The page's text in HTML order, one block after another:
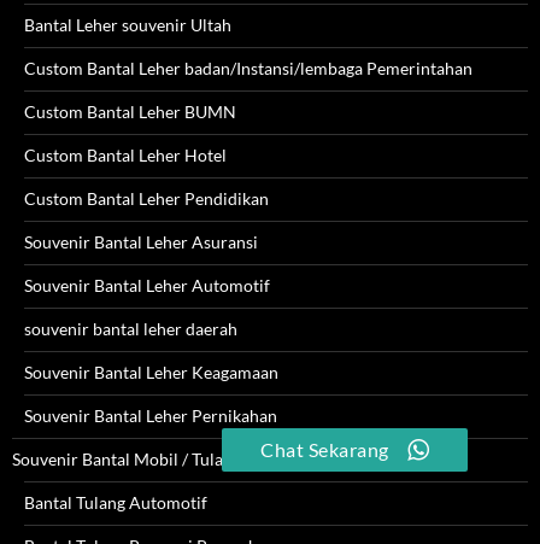
Bantal Leher souvenir Ultah
Custom Bantal Leher badan/Instansi/lembaga Pemerintahan
Custom Bantal Leher BUMN
Custom Bantal Leher Hotel
Custom Bantal Leher Pendidikan
Souvenir Bantal Leher Asuransi
Souvenir Bantal Leher Automotif
souvenir bantal leher daerah
Souvenir Bantal Leher Keagamaan
Souvenir Bantal Leher Pernikahan
Souvenir Bantal Mobil / Tulang
Bantal Tulang Automotif
Chat Sekarang